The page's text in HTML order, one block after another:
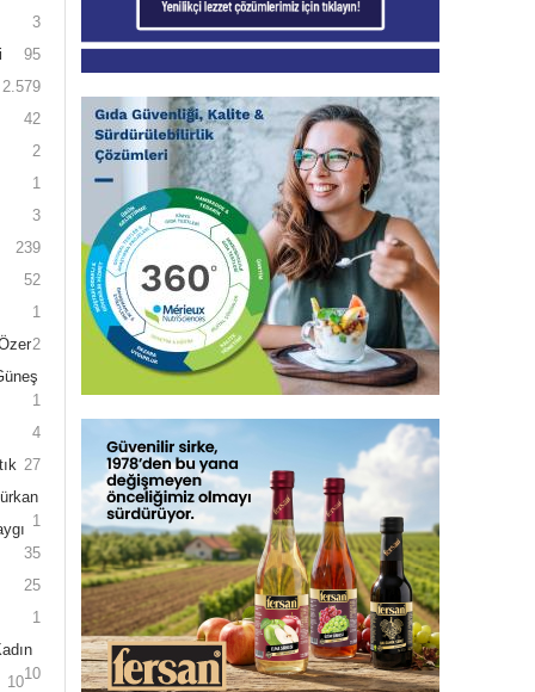
3
95
2.579
42
2
1
3
239
52
1
2
1
4
27
1
35
25
1
10
10